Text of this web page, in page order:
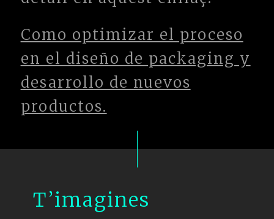
Como optimizar el proceso
en el diseño de packaging y
desarrollo de nuevos
productos.
T’imagines